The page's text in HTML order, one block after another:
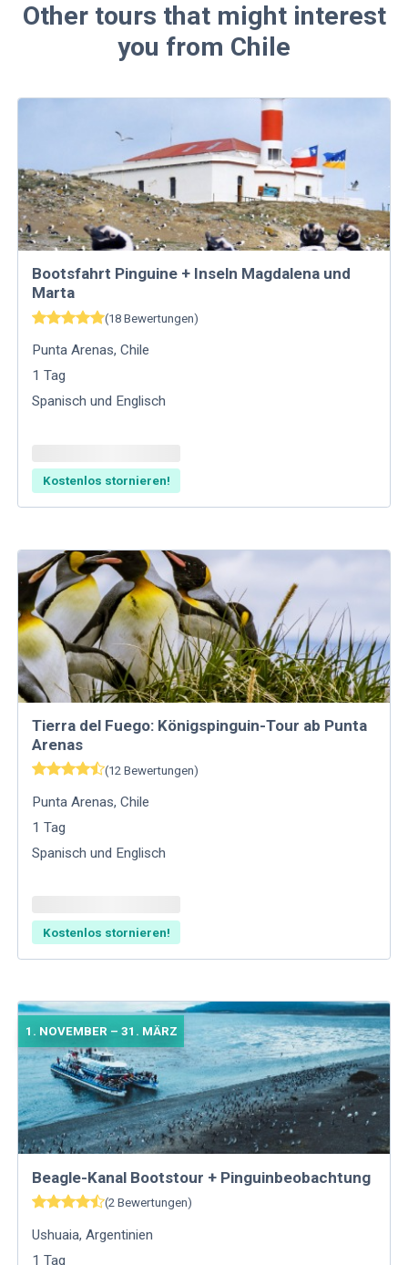
Other tours that might interest
you from Chile
Bootsfahrt Pinguine + Inseln Magdalena und
Marta
(18 Bewertungen)
Punta Arenas,Chile
1 Tag
Spanisch und Englisch
Kostenlos stornieren!
Tierra del Fuego: Königspinguin-Tour ab Punta
Arenas
(12 Bewertungen)
Punta Arenas,Chile
1 Tag
Spanisch und Englisch
Kostenlos stornieren!
1. NOVEMBER – 31. MÄRZ
Beagle-Kanal Bootstour + Pinguinbeobachtung
(2 Bewertungen)
Ushuaia,Argentinien
1 Tag